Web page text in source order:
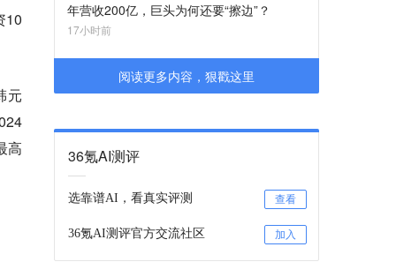
10
元
高
年营收200亿，巨头为何还要“擦边”？
17小时前
阅读更多内容，狠戳这里
36氪AI测评
选靠谱AI，看真实评测 查看
36氪AI测评官方交流社区 加入